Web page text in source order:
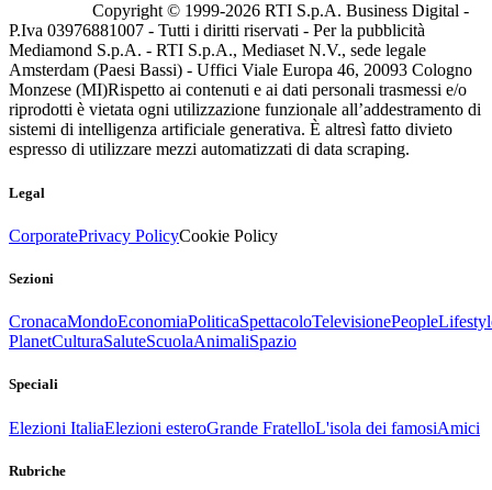
Copyright © 1999-2026 RTI S.p.A. Business Digital -
P.Iva 03976881007 - Tutti i diritti riservati - Per la pubblicità
Mediamond S.p.A. - RTI S.p.A., Mediaset N.V., sede legale
Amsterdam (Paesi Bassi) - Uffici Viale Europa 46, 20093 Cologno
Monzese (MI)Rispetto ai contenuti e ai dati personali trasmessi e/o
riprodotti è vietata ogni utilizzazione funzionale all’addestramento di
sistemi di intelligenza artificiale generativa. È altresì fatto divieto
espresso di utilizzare mezzi automatizzati di data scraping.
Legal
CorporatePrivacy PolicyCookie Policy
Sezioni
CronacaMondoEconomiaPoliticaSpettacoloTelevisionePeople
PlanetCulturaSaluteScuolaAnimaliSpazio
Speciali
Elezioni ItaliaElezioni esteroGrande FratelloL'isola dei famosiAmici
Rubriche